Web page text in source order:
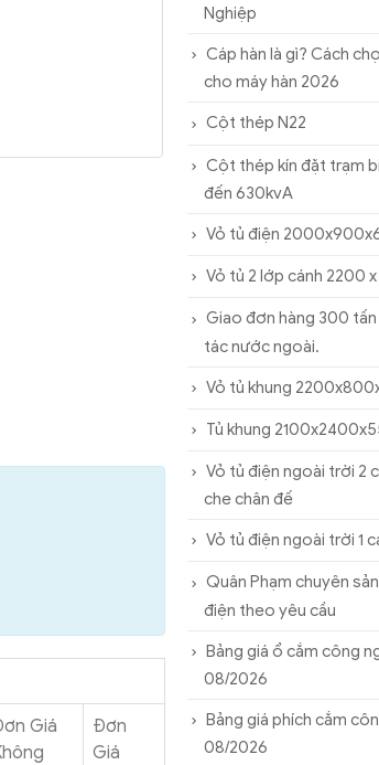
Giá
Đơn
Giá
Nghiệp
Cáp hàn là gì? Cách
cho máy hàn 2026
Cột thép N22
Cột thép kín đặt trạm
đến 630kvA
Vỏ tủ điện
Vỏ tủ 2 lớp cánh 2200
Giao đơn hàng 300
tác nước ngoài.
Vỏ tủ khung
Tủ khung
Vỏ tủ điện ngoài trời 2
che chân đế
Vỏ tủ điện ngoài trời 1
Quân Phạm chuyên
điện theo yêu cầu
Bảng giá ổ cắm công
08/2026
Bảng giá phích cắm
08/2026